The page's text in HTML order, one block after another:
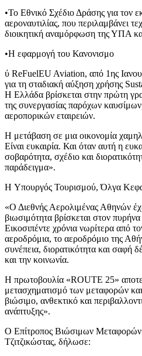
•Το Εθνικό Σχέδιο Δράσης για τον
αεροναυτιλίας, που περιλαμβάνει
διοικητική αναμόρφωση της ΥΠΑ
•Η εφαρμογή του Κανονισμο
ύ ReFuelEU Aviation, από 1ης
για τη σταδιακή αύξηση χρήσης
Η Ελλάδα βρίσκεται στην πρώτη
της συνεργασίας παρόχων
αεροπορικών εταιρειών.
Η μετάβαση σε μια οικονομία
Eίναι ευκαιρία. Και όταν αυτή η
σοβαρότητα, σχέδιο και
παράδειγμα».
H Υπουργός Τουρισμού, Όλγα
«Ο Διεθνής Αερολιμένας Αθηνών
βιωσιμότητα βρίσκεται στον
Εικοσιπέντε χρόνια νωρίτερα από
αεροδρόμια, το αεροδρόμιο της
συνέπεια, διορατικότητα και σαφή
και την κοινωνία.
H πρωτοβουλία «ROUTE 25»
μετασχηματισμό των μεταφορών
βιώσιμο, ανθεκτικό και
ανάπτυξης».
Ο Επίτροπος Βιώσιμων
Τζιτζικώστας, δήλωσε: